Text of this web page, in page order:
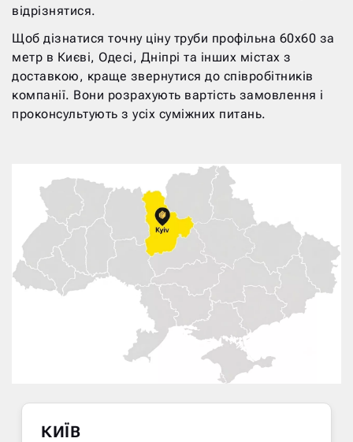
відрізнятися.
Щоб дізнатися точну ціну труби профільна 60х60 за
метр в Києві, Одесі, Дніпрі та інших містах з
доставкою, краще звернутися до співробітників
компанії. Вони розрахують вартість замовлення і
проконсультують з усіх суміжних питань.
КИЇВ